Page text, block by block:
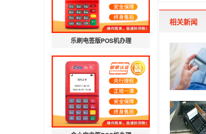
乐刷电签版POS机办理
相关新闻